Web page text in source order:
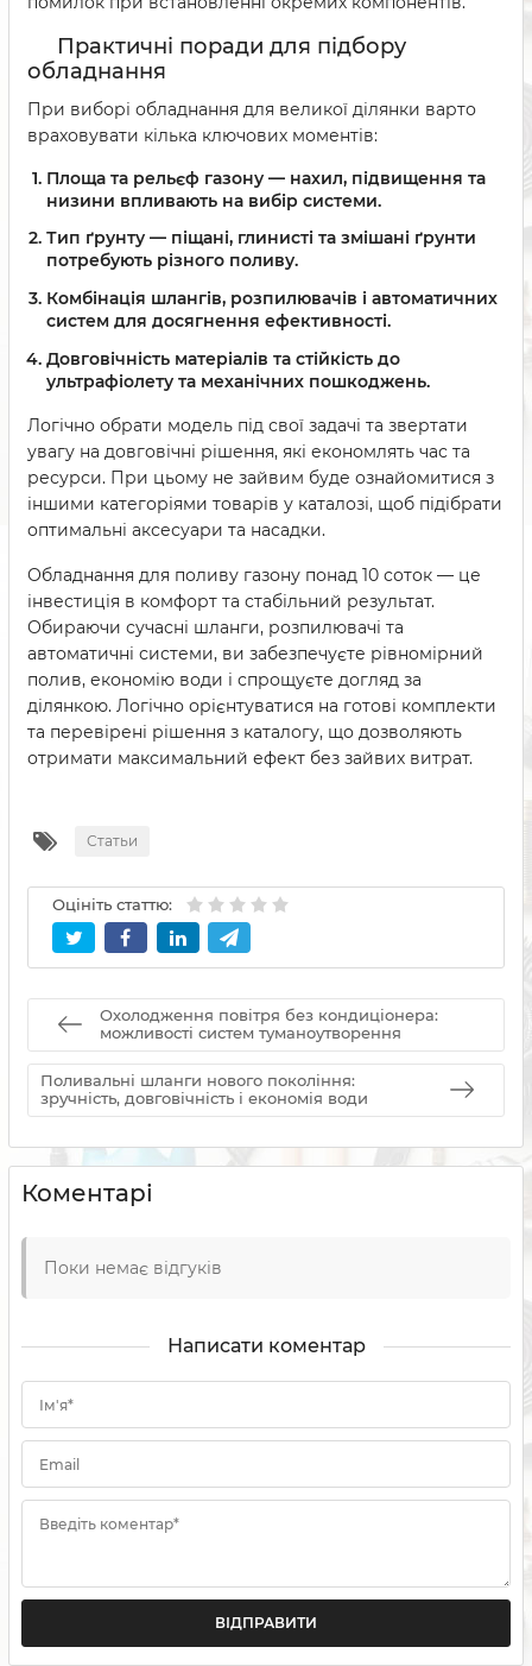
Практичні поради для підбору
обладнання
При виборі обладнання для великої ділянки варто
враховувати кілька ключових моментів:
Площа та рельєф газону — нахил, підвищення та
низини впливають на вибір системи.
Тип ґрунту — піщані, глинисті та змішані ґрунти
потребують різного поливу.
Комбінація шлангів, розпилювачів і автоматичних
систем для досягнення ефективності.
Довговічність матеріалів та стійкість до
ультрафіолету та механічних пошкоджень.
Логічно обрати модель під свої задачі та звертати
увагу на довговічні рішення, які економлять час та
ресурси. При цьому не зайвим буде ознайомитися з
іншими категоріями товарів у каталозі, щоб підібрати
оптимальні аксесуари та насадки.
Обладнання для поливу газону понад 10 соток — це
інвестиція в комфорт та стабільний результат.
Обираючи сучасні шланги, розпилювачі та
автоматичні системи, ви забезпечуєте рівномірний
полив, економію води і спрощуєте догляд за
ділянкою. Логічно орієнтуватися на готові комплекти
та перевірені рішення з каталогу, що дозволяють
отримати максимальний ефект без зайвих витрат.
Статьи
Оцініть статтю:
Охолодження повітря без кондиціонера:
можливості систем туманоутворення
Поливальні шланги нового покоління:
зручність, довговічність і економія води
Коментарі
Поки немає відгуків
Написати коментар
Ім'я*
Email
Введіть коментар*
ВІДПРАВИТИ